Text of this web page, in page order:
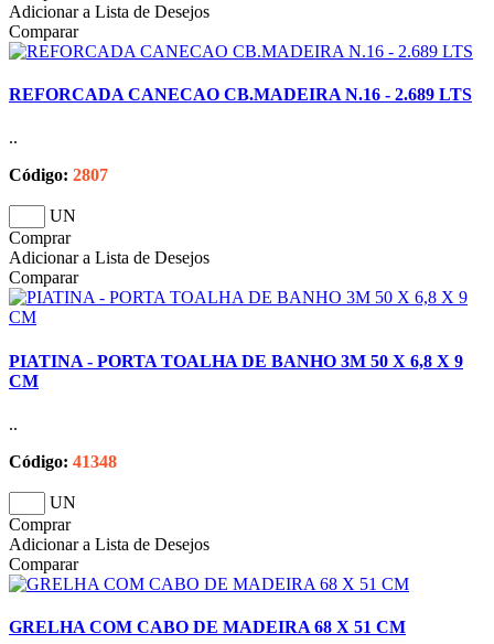
Adicionar a Lista de Desejos
Comparar
REFORCADA CANECAO CB.MADEIRA N.16 - 2.689 LTS
..
Código: 2807
UN
Comprar
Adicionar a Lista de Desejos
Comparar
PIATINA - PORTA TOALHA DE BANHO 3M 50 X 6,8 X 9
CM
..
Código: 41348
UN
Comprar
Adicionar a Lista de Desejos
Comparar
GRELHA COM CABO DE MADEIRA 68 X 51 CM